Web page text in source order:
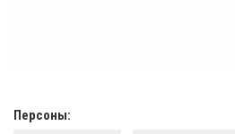
Персоны: